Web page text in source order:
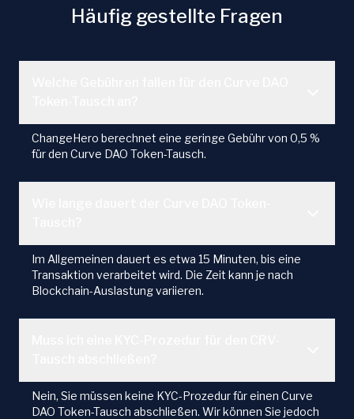
Häufig gestellte Fragen
ChangeHero berechnet eine geringe Gebühr von 0,5 %
für den Curve DAO Token-Tausch.
Im Allgemeinen dauert es etwa 15 Minuten, bis eine
Transaktion verarbeitet wird. Die Zeit kann je nach
Blockchain-Auslastung variieren.
Nein, Sie müssen keine KYC-Prozedur für einen Curve
DAO Token-Tausch abschließen. Wir können Sie jedoch